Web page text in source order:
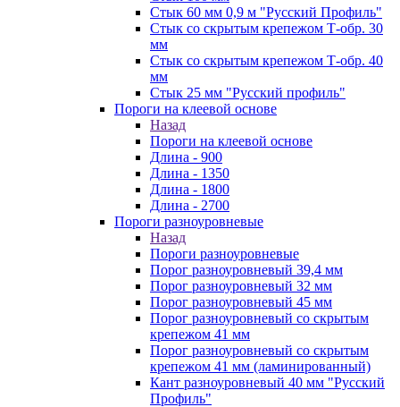
Стык 60 мм 0,9 м "Русский Профиль"
Стык со скрытым крепежом Т-обр. 30
мм
Стык со скрытым крепежом Т-обр. 40
мм
Стык 25 мм "Русский профиль"
Пороги на клеевой основе
Назад
Пороги на клеевой основе
Длина - 900
Длина - 1350
Длина - 1800
Длина - 2700
Пороги разноуровневые
Назад
Пороги разноуровневые
Порог разноуровневый 39,4 мм
Порог разноуровневый 32 мм
Порог разноуровневый 45 мм
Порог разноуровневый со скрытым
крепежом 41 мм
Порог разноуровневый со скрытым
крепежом 41 мм (ламинированный)
Кант разноуровневый 40 мм "Русский
Профиль"